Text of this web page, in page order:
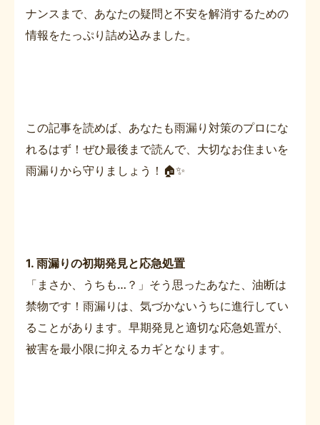
ナンスまで、あなたの疑問と不安を解消するための
情報をたっぷり詰め込みました。
この記事を読めば、あなたも雨漏り対策のプロにな
れるはず！ぜひ最後まで読んで、大切なお住まいを
雨漏りから守りましょう！🏠✨
1. 雨漏りの初期発見と応急処置
「まさか、うちも…？」そう思ったあなた、油断は
禁物です！雨漏りは、気づかないうちに進行してい
ることがあります。早期発見と適切な応急処置が、
被害を最小限に抑えるカギとなります。